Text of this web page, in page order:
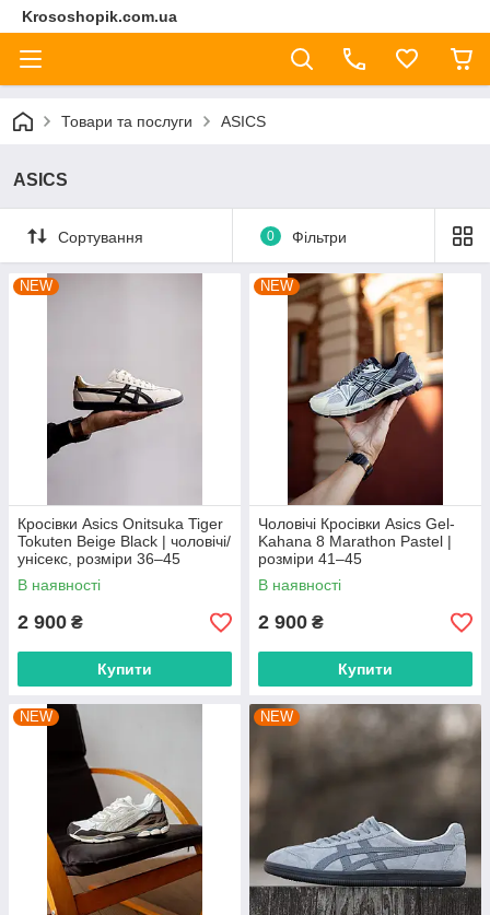
Krososhopik.com.ua
Товари та послуги ASICS
ASICS
Сортування 0 Фільтри
NEW
Кросівки Asics Onitsuka Tiger
Tokuten Beige Black | чоловічі/
унісекс, розміри 36–45
В наявності
2 900 ₴
Купити
NEW
Чоловічі Кросівки Asics Gel-
Kahana 8 Marathon Pastel |
розміри 41–45
В наявності
2 900 ₴
Купити
NEW NEW